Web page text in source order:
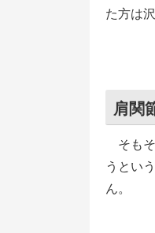
た方は
肩関
そもそ
うとい
ん。